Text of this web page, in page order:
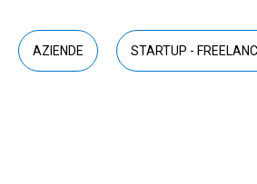
AZIENDE STARTUP -